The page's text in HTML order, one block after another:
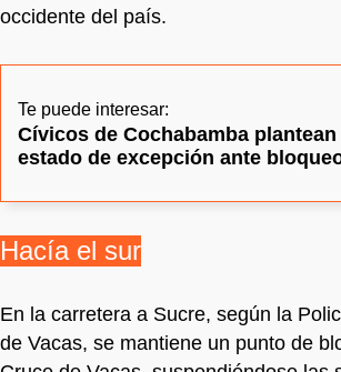
occidente del país.
Te puede interesar:
Cívicos de Cochabamba plantean
estado de excepción ante
Hacía el sur
En la carretera a Sucre, según la
de Vacas, se mantiene un punto de